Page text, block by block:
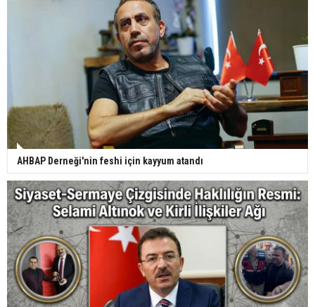
AHBAP Derneği'nin feshi için kayyum atandı